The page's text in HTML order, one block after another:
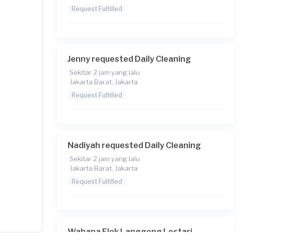
Request Fulfilled
Jenny requested Daily Cleaning
Sekitar 2 jam yang lalu
Jakarta Barat, Jakarta
Request Fulfilled
Nadiyah requested Daily Cleaning
Sekitar 2 jam yang lalu
Jakarta Barat, Jakarta
Request Fulfilled
Wahana Elok Langgeng Lestari